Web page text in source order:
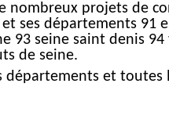
nombreux projets de
ses départements 91
93 seine saint denis
de seine.
départements et toutes